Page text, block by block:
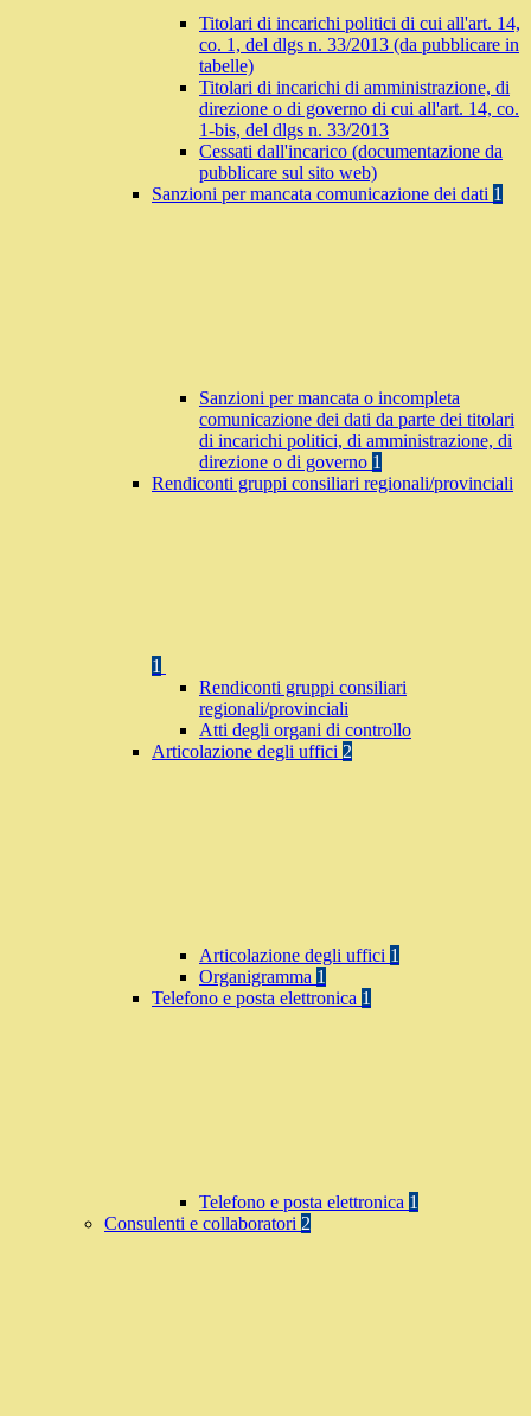
Titolari di incarichi politici di cui all'art. 14,
co. 1, del dlgs n. 33/2013 (da pubblicare in
tabelle)
Titolari di incarichi di amministrazione, di
direzione o di governo di cui all'art. 14, co.
1-bis, del dlgs n. 33/2013
Cessati dall'incarico (documentazione da
pubblicare sul sito web)
Sanzioni per mancata comunicazione dei dati 1
Sanzioni per mancata o incompleta
comunicazione dei dati da parte dei titolari
di incarichi politici, di amministrazione, di
direzione o di governo 1
Rendiconti gruppi consiliari regionali/provinciali
1
Rendiconti gruppi consiliari
regionali/provinciali
Atti degli organi di controllo
Articolazione degli uffici 2
Articolazione degli uffici 1
Organigramma 1
Telefono e posta elettronica 1
Telefono e posta elettronica 1
Consulenti e collaboratori 2